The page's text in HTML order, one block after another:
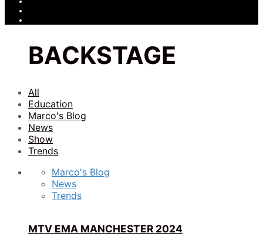
BACKSTAGE
All
Education
Marco's Blog
News
Show
Trends
Marco's Blog
News
Trends
MTV EMA MANCHESTER 2024